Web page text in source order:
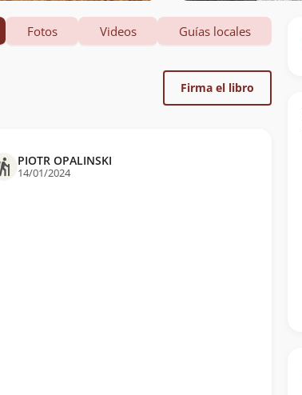
Fotos Videos Guías locales
Firma el libro
PIOTR OPALINSKI
14/01/2024